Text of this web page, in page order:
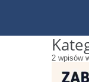
2 wpisów